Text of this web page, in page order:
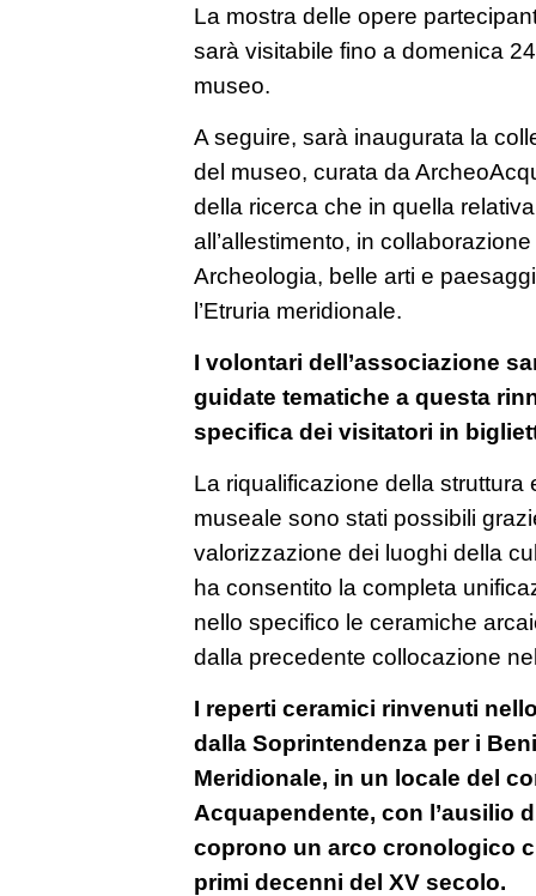
La mostra delle opere
sarà visitabile fino a domenica
museo.
A seguire, sarà inaugurata la
del museo, curata da
della ricerca che in quella
all’allestimento, in
Archeologia, belle arti e
l’Etruria meridionale.
I volontari dell’associazione
guidate tematiche a questa
specifica dei visitatori in
La riqualificazione della struttura
museale sono stati possibili
valorizzazione dei luoghi della
ha consentito la completa
nello specifico le ceramiche
dalla precedente collocazione
I reperti ceramici rinvenuti
dalla Soprintendenza per i
Meridionale, in un locale del
Acquapendente, con l’ausilio
coprono un arco cronologico
primi decenni del XV secolo.